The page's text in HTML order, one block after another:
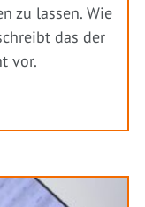
zu lassen. Wie
das der
vor.